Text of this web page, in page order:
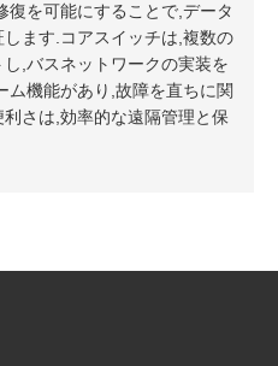
復を可能にすることで,データ
ます.コアスイッチは,複数の
,バスネットワークの実装を
ム機能があり,故障を直ちに関
さは,効率的な遠隔管理と保